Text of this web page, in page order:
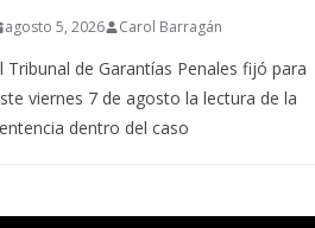
agosto 5, 2026 Carol Barragán
Tribunal de Garantías Penales fijó para
viernes 7 de agosto la lectura de la
dentro del caso